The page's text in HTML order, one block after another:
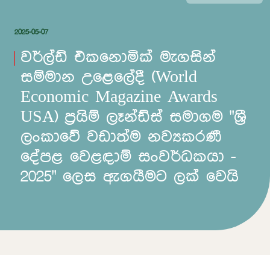
2025-05-07
වර්ල්ඩ් එකනොමික් මැගසින්
සම්මාන උළෙලේදී (World
Economic Magazine Awards
USA) ප්‍රයිම් ලෑන්ඩ්ස් සමාගම "ශ්‍රී
ලංකාවේ වඩාත්ම නව්‍යකරණී
දේපළ වෙළඳාම් සංවර්ධකයා -
2025" ලෙස ඇගයීමට ලක් වෙයි